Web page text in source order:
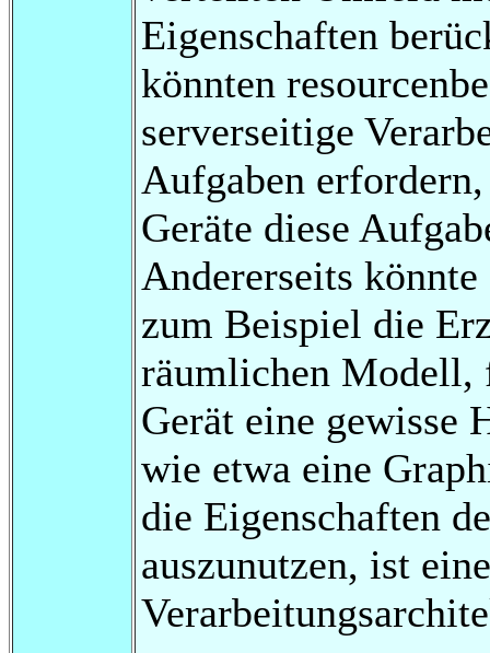
Eigenschaften
könnten
serverseitige
Aufgaben
Geräte diese
Andererseits
zum Beispiel die
räumlichen Modell,
Gerät eine gewisse
wie etwa eine
die Eigenschaften
auszunutzen, ist